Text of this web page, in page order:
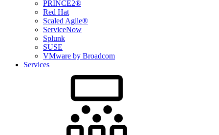
PRINCE2®
Red Hat
Scaled Agile®
ServiceNow
Splunk
SUSE
VMware by Broadcom
Services